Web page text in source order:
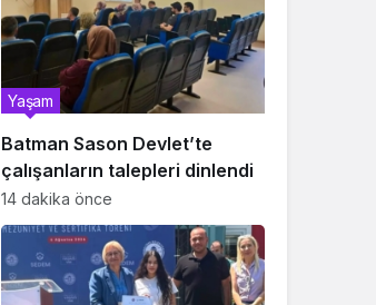
Batman Sason Devlet’te
çalışanların talepleri dinlendi
Yaşam
14 dakika önce